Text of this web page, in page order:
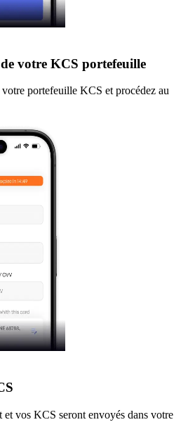
votre KCS portefeuille
portefeuille KCS et procédez au
et vos KCS seront envoyés dans votre